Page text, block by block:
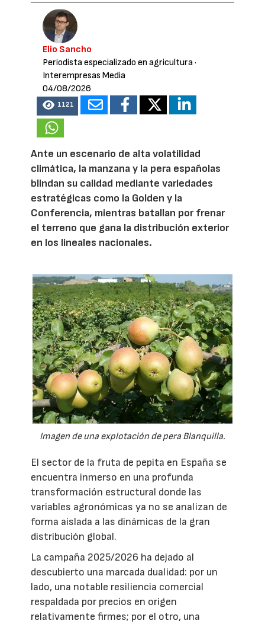
Elio Sancho
Periodista especializado en agricultura·
Interempresas Media
04/08/2026
1121
Ante un escenario de alta volatilidad
climática, la manzana y la pera españolas
blindan su calidad mediante variedades
estratégicas como la Golden y la
Conferencia, mientras batallan por frenar
el terreno que gana la distribución exterior
en los lineales nacionales.
Imagen de una explotación de pera Blanquilla.
El sector de la fruta de pepita en España se
encuentra inmerso en una profunda
transformación estructural donde las
variables agronómicas ya no se analizan de
forma aislada a las dinámicas de la gran
distribución global.
La campaña 2025/2026 ha dejado al
descubierto una marcada dualidad: por un
lado, una notable resiliencia comercial
respaldada por precios en origen
relativamente firmes; por el otro, una